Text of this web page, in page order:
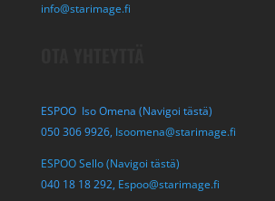
info@starimage.fi
ESPOO Iso Omena (Navigoi tästä)
050 306 9926, Isoomena@starimage.fi
ESPOO Sello (Navigoi tästä)
040 18 18 292, Espoo@starimage.fi